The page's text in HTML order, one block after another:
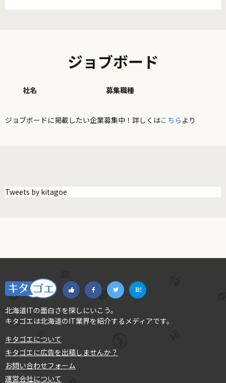
ジョブボード
社名 募集職種
ジョブボードに掲載したい企業募集中！詳しくはこちら より
Tweets by kitagoe
北海道ITの面白さを探しにいこう。
キタゴエは北海道のIT業界を紹介するメディアです。
キタゴエについて
キタゴエに広告を出稿しませんか？
お問い合わせフォーム
運営会社について